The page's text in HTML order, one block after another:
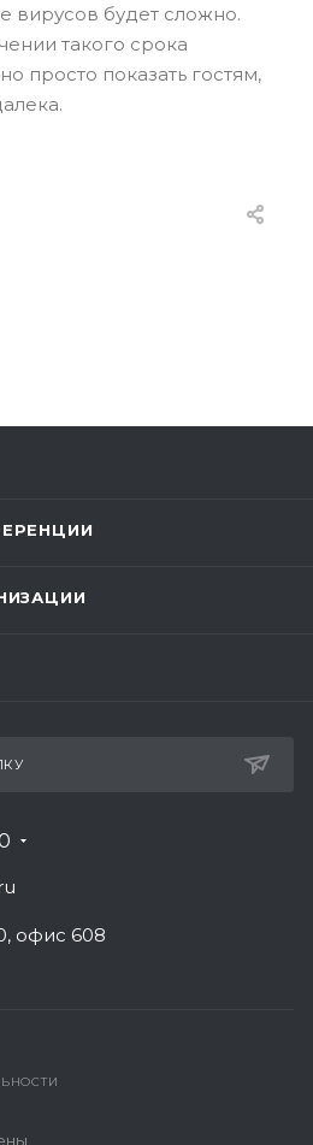
вирусов будет сложно.
такого срока
просто показать гостям,
офис 608